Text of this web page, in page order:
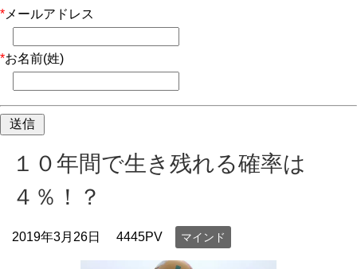
* メールアドレス
*お名前(姓)
１０年間で生き残れる確率は
４％！？
2019年3月26日 4445PV マインド